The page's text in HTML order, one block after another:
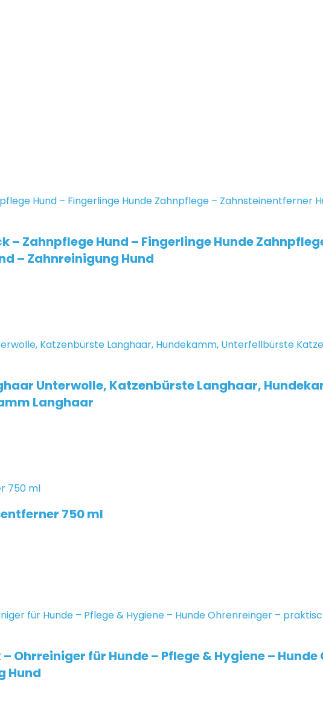
– Zahnpflege Hund – Fingerlinge Hunde
– Zahnreinigung Hund
Unterwolle, Katzenbürste Langhaar,
Langhaar
750 ml
für Hunde – Pflege & Hygiene – Hunde
Hund